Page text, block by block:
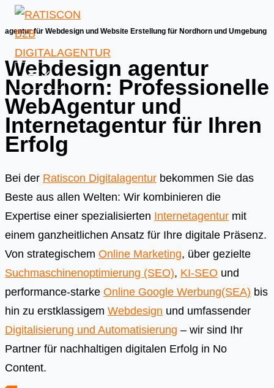
Skip
to
content
agentur für Webdesign und Website Erstellung für Nordhorn und Umgebung
Webdesign agentur
Nordhorn: Professionelle
WebAgentur und
Internetagentur für Ihren
Erfolg
Bei der Ratiscon Digitalagentur bekommen Sie das
Beste aus allen Welten: Wir kombinieren die
Expertise einer spezialisierten Internetagentur mit
einem ganzheitlichen Ansatz für Ihre digitale Präsenz.
Von strategischem Online Marketing, über gezielte
Suchmaschinenoptimierung (SEO), KI-SEO und
performance-starke Online Google Werbung(SEA) bis
hin zu erstklassigem Webdesign und umfassender
Digitalisierung und Automatisierung – wir sind Ihr
Partner für nachhaltigen digitalen Erfolg in No
Content.